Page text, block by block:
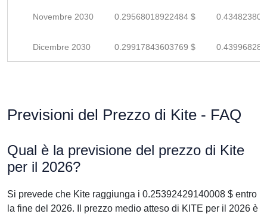
Novembre 2030 0.29568018922484 $
Dicembre 2030 0.29917843603769 $
Previsioni del Prezzo di Kite - FAQ
Qual è la previsione del prezzo di Kite
per il 2026?
Si prevede che Kite raggiunga i 0.25392429140008 $ entro
la fine del 2026. Il prezzo medio atteso di KITE per il 2026 è